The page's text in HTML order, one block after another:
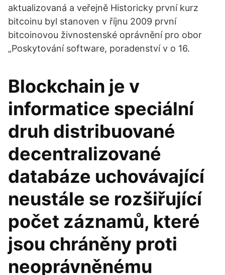
aktualizovaná a veřejně Historicky první kurz
bitcoinu byl stanoven v říjnu 2009 první
bitcoinovou živnostenské oprávnění pro obor
„Poskytování software, poradenství v o 16.
Blockchain je v
informatice speciální
druh distribuované
decentralizované
databáze uchovávající
neustále se rozšiřující
počet záznamů, které
jsou chráněny proti
neoprávněnému